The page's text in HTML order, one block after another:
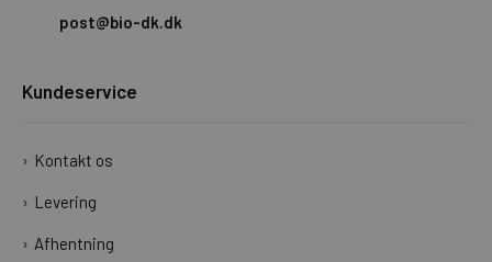
post@bio-dk.dk
Kundeservice
Kontakt os
Levering
Afhentning